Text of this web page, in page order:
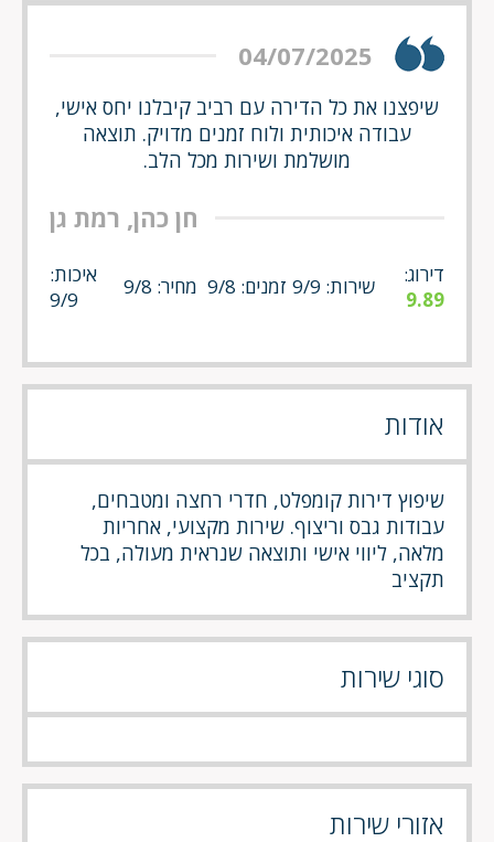
04/07/2025
שיפצנו את כל הדירה עם רביב קיבלנו יחס אישי,
עבודה איכותית ולוח זמנים מדויק. תוצאה
מושלמת ושירות מכל הלב.
חן כהן, רמת גן
דירוג:
9.89
שירות: 9/9 זמנים: 9/8 מחיר: 9/8
איכות:
9/9
אודות
שיפוץ דירות קומפלט, חדרי רחצה ומטבחים,
עבודות גבס וריצוף. שירות מקצועי, אחריות
מלאה, ליווי אישי ותוצאה שנראית מעולה, בכל
תקציב
סוגי שירות
אזורי שירות